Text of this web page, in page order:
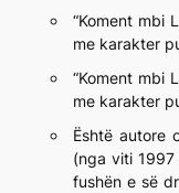
“Koment mbi
me karakter
“Koment mbi
me karakter
Është autore
(nga viti
fushën e së